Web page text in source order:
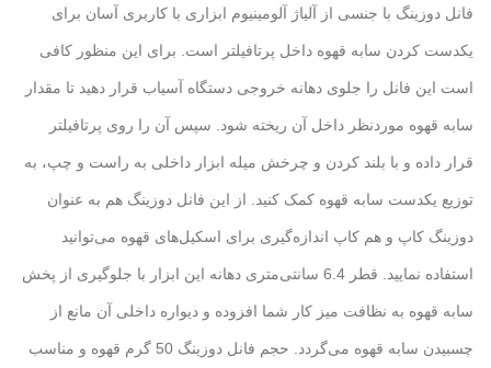
فانل دوزینگ با جنسی از آلیاژ آلومینیوم ابزاری با کاربری آسان برای
یکدست کردن سابه قهوه داخل پرتافیلتر است. برای این منظور کافی
است این فانل را جلوی دهانه خروجی دستگاه آسیاب قرار دهید تا مقدار
سابه قهوه موردنظر داخل آن ریخته شود. سپس آن را روی پرتافیلتر
قرار داده و با بلند کردن و چرخش میله ابزار داخلی به راست و چپ، به
توزیع یکدست سابه قهوه کمک کنید. از این فانل دوزینگ هم به عنوان
دوزینگ کاپ و هم کاپ اندازه‌گیری برای اسکیل‌های قهوه می‌توانید
استفاده نمایید. قطر 6.4 سانتی‌متری دهانه این ابزار با جلوگیری از پخش
سابه قهوه به نظافت میز کار شما افزوده و دیواره داخلی آن مانع از
چسبیدن سابه قهوه می‌گردد. حجم فانل دوزینگ 50 گرم قهوه و مناسب